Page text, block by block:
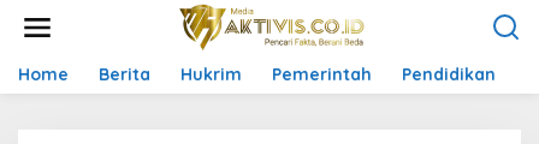
t
Home Berita Hukrim Pemerintah Pendidikan